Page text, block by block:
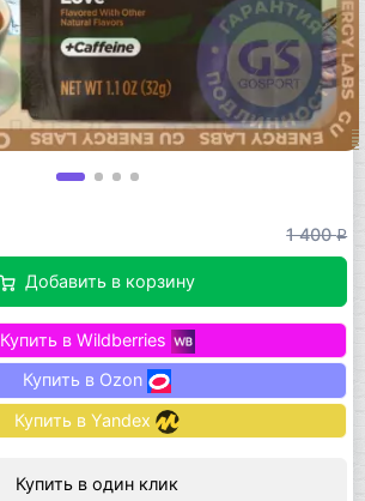
1 400q
Добавить в корзину
Купить в Wildberries
Купить в Ozon
Купить в Yandex
Купить в один клик